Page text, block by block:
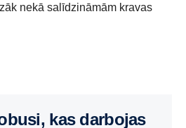
nekā salīdzināmām kravas